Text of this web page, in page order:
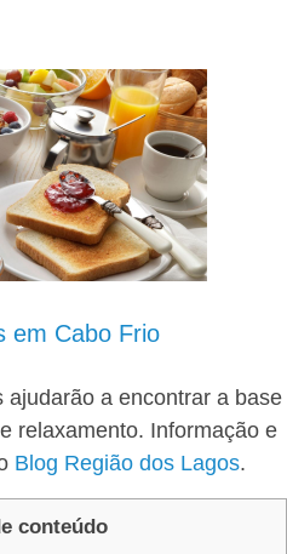
em Cabo Frio
ajudarão a encontrar a base
relaxamento. Informação e
Blog Região dos Lagos.
conteúdo